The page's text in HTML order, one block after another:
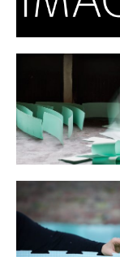
KONTAKTE
DER ORT
UNSER